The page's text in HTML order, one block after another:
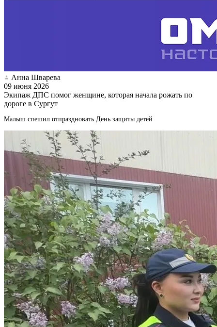
Анна Шварева
09 июня 2026
Экипаж ДПС помог женщине, которая начала рожать по
дороге в Сургут
Малыш спешил отпраздновать День защиты детей